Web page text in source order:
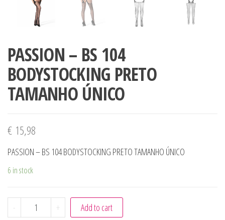
PASSION – BS 104
BODYSTOCKING PRETO
TAMANHO ÚNICO
€ 15,98
PASSION – BS 104 BODYSTOCKING PRETO TAMANHO ÚNICO
6 in stock
- PASSION - BS 104 BODYSTOCKING PRETO TAMANHO
+ Add to cart